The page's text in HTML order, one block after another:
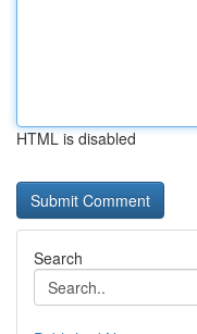
HTML is disabled
Search